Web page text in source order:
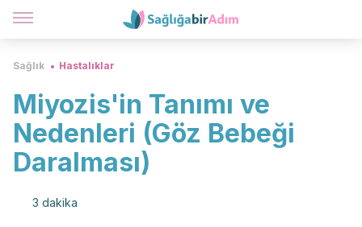
Sağlık Hastalıklar
Miyozis'in Tanımı ve
Nedenleri (Göz Bebeği
Daralması)
3 dakika